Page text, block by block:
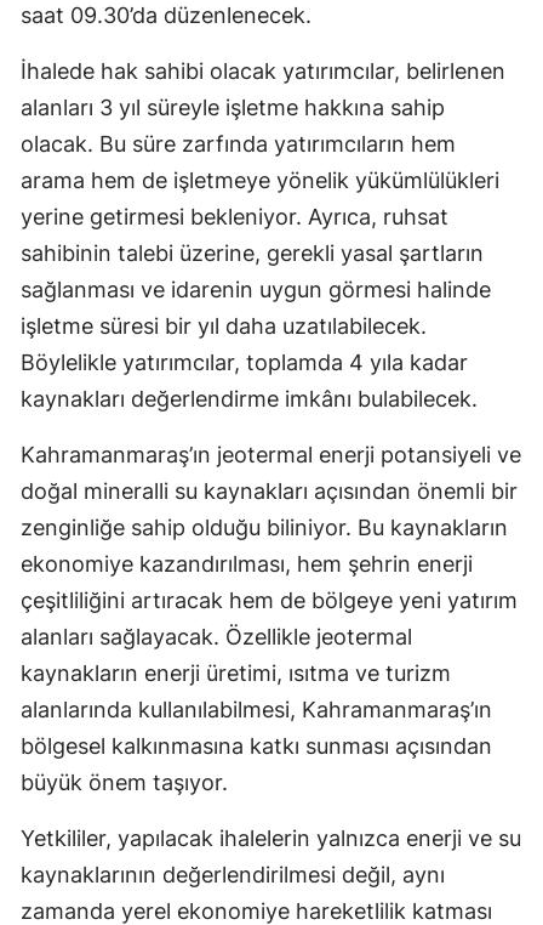
saat 09.30’da düzenlenecek.
İhalede hak sahibi olacak yatırımcılar, belirlenen
alanları 3 yıl süreyle işletme hakkına sahip
olacak. Bu süre zarfında yatırımcıların hem
arama hem de işletmeye yönelik yükümlülükleri
yerine getirmesi bekleniyor. Ayrıca, ruhsat
sahibinin talebi üzerine, gerekli yasal şartların
sağlanması ve idarenin uygun görmesi halinde
işletme süresi bir yıl daha uzatılabilecek.
Böylelikle yatırımcılar, toplamda 4 yıla kadar
kaynakları değerlendirme imkânı bulabilecek.
Kahramanmaraş’ın jeotermal enerji potansiyeli ve
doğal mineralli su kaynakları açısından önemli bir
zenginliğe sahip olduğu biliniyor. Bu kaynakların
ekonomiye kazandırılması, hem şehrin enerji
çeşitliliğini artıracak hem de bölgeye yeni yatırım
alanları sağlayacak. Özellikle jeotermal
kaynakların enerji üretimi, ısıtma ve turizm
alanlarında kullanılabilmesi, Kahramanmaraş’ın
bölgesel kalkınmasına katkı sunması açısından
büyük önem taşıyor.
Yetkililer, yapılacak ihalelerin yalnızca enerji ve su
kaynaklarının değerlendirilmesi değil, aynı
zamanda yerel ekonomiye hareketlilik katması